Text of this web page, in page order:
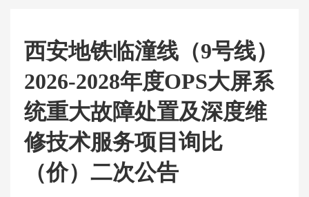
西安地铁临潼线（9号线）
2026-2028年度OPS大屏系
统重大故障处置及深度维
修技术服务项目询比
（价）二次公告